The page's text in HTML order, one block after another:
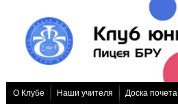
О Клубе Наши учителя Доска почета